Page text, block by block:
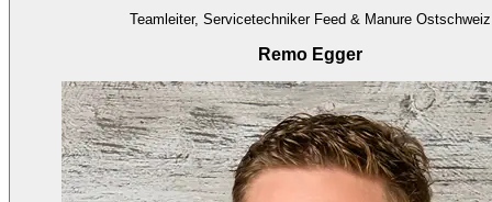
Teamleiter, Servicetechniker Feed & Manure Ostschweiz
Remo Egger